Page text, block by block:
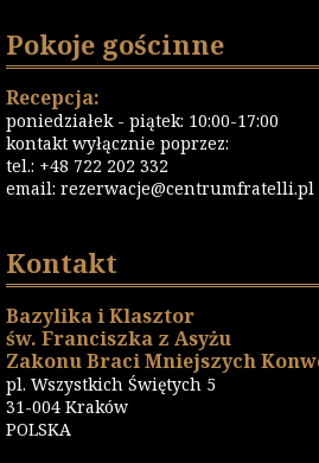
Pokoje gościnne
Recepcja:
poniedziałek - piątek: 10:00-17:00
kontakt wyłącznie poprzez:
tel.: +48 722 202 332
email: rezerwacje@centrumfratelli.pl
Kontakt
Bazylika i Klasztor
św. Franciszka z Asyżu
Zakonu Braci Mniejszych
pl. Wszystkich Świętych 5
31-004 Kraków
POLSKA